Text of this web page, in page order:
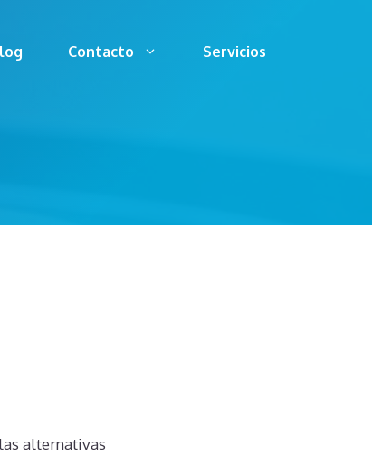
Contacto Servicios
alternativas